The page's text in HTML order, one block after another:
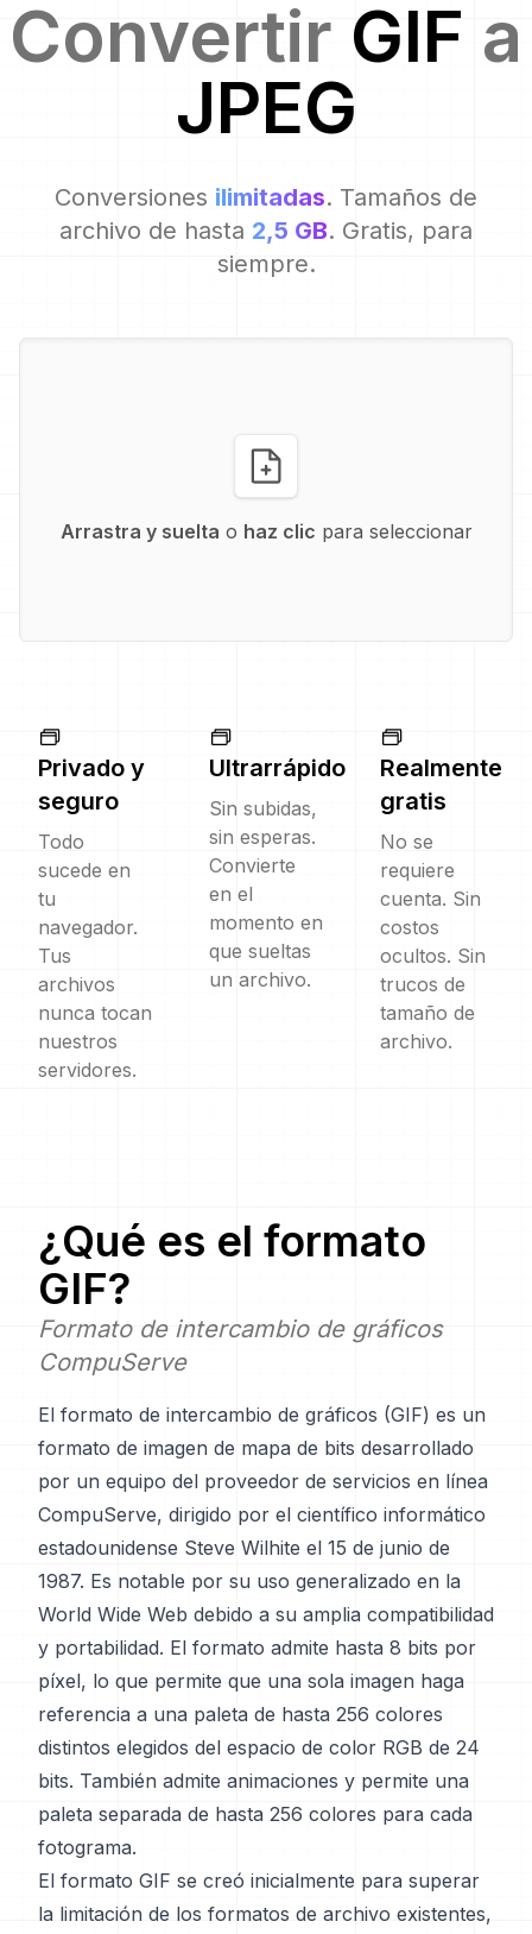
Convertir GIF a
JPEG
Conversiones ilimitadas. Tamaños de
archivo de hasta 2,5 GB. Gratis, para
siempre.
Arrastra y suelta o haz clic para seleccionar
Privado y
seguro
Todo
sucede en
tu
navegador.
Tus
archivos
nunca tocan
nuestros
servidores.
Ultrarrápido
Sin subidas,
sin esperas.
Convierte
en el
momento en
que sueltas
un archivo.
Realmente
gratis
No se
requiere
cuenta. Sin
costos
ocultos. Sin
trucos de
tamaño de
archivo.
¿Qué es el formato
GIF?
Formato de intercambio de gráficos
CompuServe
El formato de intercambio de gráficos (GIF) es un
formato de imagen de mapa de bits desarrollado
por un equipo del proveedor de servicios en línea
CompuServe, dirigido por el científico informático
estadounidense Steve Wilhite el 15 de junio de
1987. Es notable por su uso generalizado en la
World Wide Web debido a su amplia compatibilidad
y portabilidad. El formato admite hasta 8 bits por
píxel, lo que permite que una sola imagen haga
referencia a una paleta de hasta 256 colores
distintos elegidos del espacio de color RGB de 24
bits. También admite animaciones y permite una
paleta separada de hasta 256 colores para cada
fotograma.
El formato GIF se creó inicialmente para superar
la limitación de los formatos de archivo existentes,